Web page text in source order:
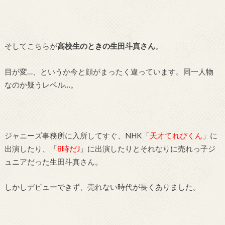
そしてこちらが高校生のときの生田斗真さん。
目が変…、というか今と顔がまったく違っています。同一人物
なのか疑うレベル…。
ジャニーズ事務所に入所してすぐ、NHK「天才てれびくん 」に
出演したり、「8時だJ」に出演したりとそれなりに売れっ子ジ
ュニアだった生田斗真さん。
しかしデビューできず、売れない時代が長くありました。